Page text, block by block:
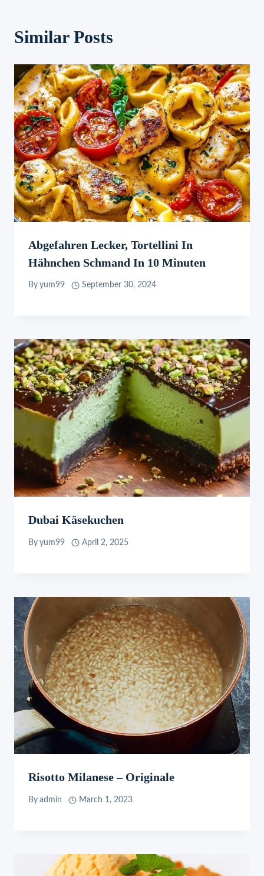
Similar Posts
Abgefahren Lecker, Tortellini In
Hähnchen Schmand In 10 Minuten
By yum99 September 30, 2024
Dubai Käsekuchen
By yum99 April 2, 2025
Risotto Milanese – Originale
By admin March 1, 2023